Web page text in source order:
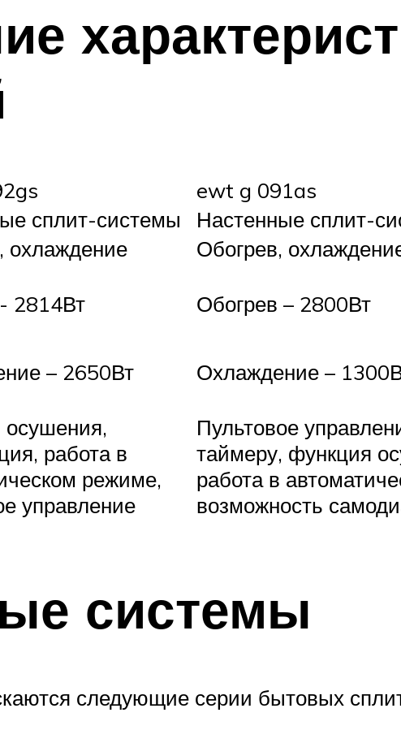
ewt g 091as
сплит-системы Настенные сплит-
охлаждение Обогрев,
2814Вт Обогрев – 2800Вт
– 2650Вт Охлаждение –
осушения,
работа в
режиме,
управление
Пультовое
таймеру, функция
работа в
возможность
системы
следующие серии бытовых